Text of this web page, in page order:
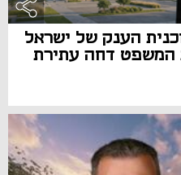
הענק של ישראל
המשפט דחה עתירת